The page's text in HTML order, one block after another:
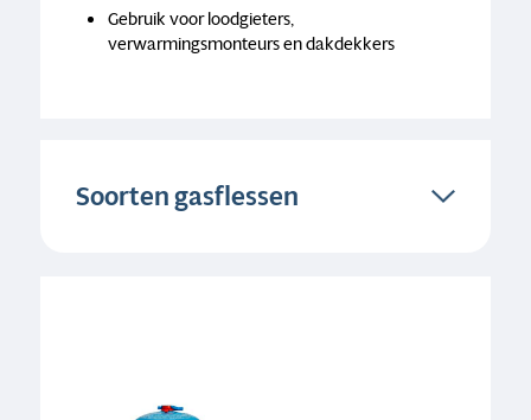
Gebruik voor loodgieters,
verwarmingsmonteurs en dakdekkers
Soorten gasflessen